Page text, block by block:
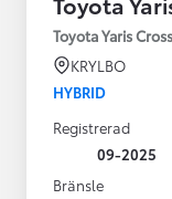
Toyota Yaris
KRYLBO
HYBRID
Registrerad
09-2025
Bränsle